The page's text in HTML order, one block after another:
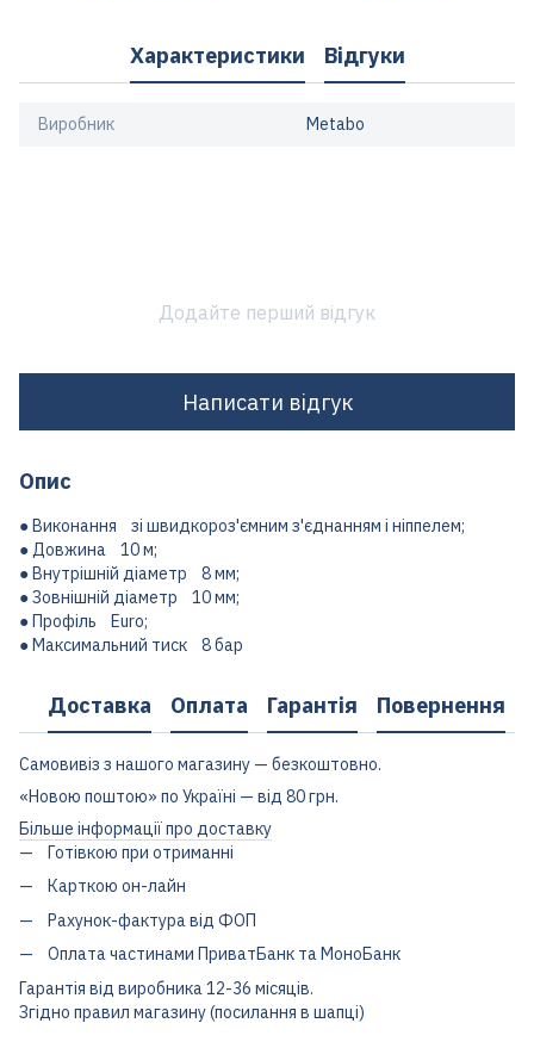
Характеристики Відгуки
Виробник Metabo
Додайте перший відгук
Написати відгук
Опис
● Виконання зі швидкороз'ємним з'єднанням і ніппелем;
● Довжина 10 м;
● Внутрішній діаметр 8 мм;
● Зовнішній діаметр 10 мм;
● Профіль Euro;
● Максимальний тиск 8 бар
Доставка Оплата Гарантія Повернення
Самовивіз з нашого магазину — безкоштовно.
«Новою поштою» по Україні — від 80 грн.
Більше інформації про доставку
Готівкою при отриманні
Карткою он-лайн
Рахунок-фактура від ФОП
Оплата частинами ПриватБанк та МоноБанк
Гарантія від виробника 12-36 місяців.
Згідно правил магазину (посилання в шапці)